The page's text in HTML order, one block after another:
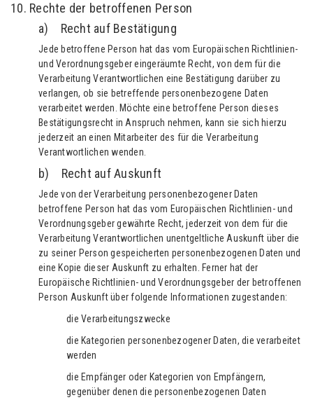
10. Rechte der betroffenen Person
a) Recht auf Bestätigung
Jede betroffene Person hat das vom Europäischen Richtlinien-
und Verordnungsgeber eingeräumte Recht, von dem für die
Verarbeitung Verantwortlichen eine Bestätigung darüber zu
verlangen, ob sie betreffende personenbezogene Daten
verarbeitet werden. Möchte eine betroffene Person dieses
Bestätigungsrecht in Anspruch nehmen, kann sie sich hierzu
jederzeit an einen Mitarbeiter des für die Verarbeitung
Verantwortlichen wenden.
b) Recht auf Auskunft
Jede von der Verarbeitung personenbezogener Daten
betroffene Person hat das vom Europäischen Richtlinien- und
Verordnungsgeber gewährte Recht, jederzeit von dem für die
Verarbeitung Verantwortlichen unentgeltliche Auskunft über die
zu seiner Person gespeicherten personenbezogenen Daten und
eine Kopie dieser Auskunft zu erhalten. Ferner hat der
Europäische Richtlinien- und Verordnungsgeber der betroffenen
Person Auskunft über folgende Informationen zugestanden:
die Verarbeitungszwecke
die Kategorien personenbezogener Daten, die verarbeitet
werden
die Empfänger oder Kategorien von Empfängern,
gegenüber denen die personenbezogenen Daten